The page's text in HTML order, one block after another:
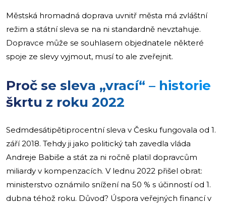
Městská hromadná doprava uvnitř města má zvláštní
režim a státní sleva se na ni standardně nevztahuje.
Dopravce může se souhlasem objednatele některé
spoje ze slevy vyjmout, musí to ale zveřejnit.
Proč se sleva „vrací“ – historie
škrtu z roku 2022
Sedmdesátipětiprocentní sleva v Česku fungovala od 1.
září 2018. Tehdy ji jako politický tah zavedla vláda
Andreje Babiše a stát za ni ročně platil dopravcům
miliardy v kompenzacích. V lednu 2022 přišel obrat:
ministerstvo oznámilo snížení na 50 % s účinností od 1.
dubna téhož roku. Důvod? Úspora veřejných financí v